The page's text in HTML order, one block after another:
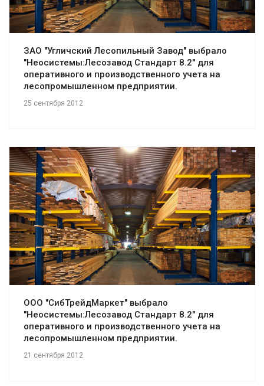
ЗАО "Угличский Лесопильный Завод" выбрало
"Неосистемы:Лесозавод Стандарт 8.2" для
оперативного и производственного учета на
лесопромышленном предприятии.
25 сентября 2012
Смотреть проект
ООО "СибТрейдМаркет" выбрало
"Неосистемы:Лесозавод Стандарт 8.2" для
оперативного и производственного учета на
лесопромышленном предприятии.
21 сентября 2012